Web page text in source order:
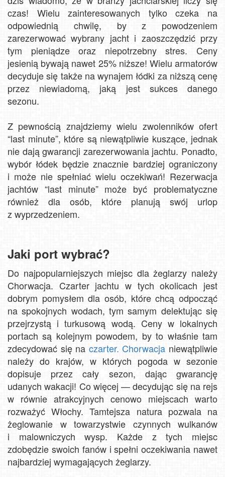
czas! Wielu zainteresowanych tylko czeka na
odpowiednią chwilę, by z powodzeniem
zarezerwować wybrany jacht i zaoszczędzić przy
tym pieniądze oraz niepotrzebny stres. Ceny
jesienią bywają nawet 25% niższe! Wielu armatorów
decyduje się także na wynajem łódki za niższą cenę
przez niewiadomą, jaką jest sukces danego
sezonu.
Z pewnością znajdziemy wielu zwolenników ofert
“last minute”, które są niewątpliwie kuszące, jednak
nie dają gwarancji zarezerwowania jachtu. Ponadto,
wybór łódek będzie znacznie bardziej ograniczony
i może nie spełniać wielu oczekiwań! Rezerwacja
jachtów “last minute” może być problematyczne
również dla osób, które planują swój urlop
z wyprzedzeniem.
Jaki port wybrać?
Do najpopularniejszych miejsc dla żeglarzy należy
Chorwacja. Czarter jachtu w tych okolicach jest
dobrym pomysłem dla osób, które chcą odpocząć
na spokojnych wodach, tym samym delektując się
przejrzystą i turkusową wodą. Ceny w lokalnych
portach są kolejnym powodem, by to właśnie tam
zdecydować się na czarter. Chorwacja niewątpliwie
należy do krajów, w których pogoda w sezonie
dopisuje przez cały sezon, dając gwarancję
udanych wakacji! Co więcej — decydując się na rejs
w równie atrakcyjnych cenowo miejscach warto
rozważyć Włochy. Tamtejsza natura pozwala na
żeglowanie w towarzystwie czynnych wulkanów
i malowniczych wysp. Każde z tych miejsc
zdobędzie swoich fanów i spełni oczekiwania nawet
najbardziej wymagających żeglarzy.